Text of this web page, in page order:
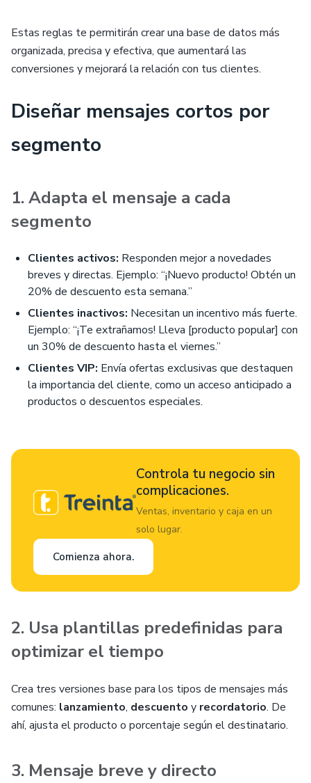
Estas reglas te permitirán crear una base de datos más
organizada, precisa y efectiva, que aumentará las
conversiones y mejorará la relación con tus clientes.
Diseñar mensajes cortos por
segmento
1. Adapta el mensaje a cada
segmento
Clientes activos: Responden mejor a novedades
breves y directas. Ejemplo: “¡Nuevo producto! Obtén un
20% de descuento esta semana.”
Clientes inactivos: Necesitan un incentivo más fuerte.
Ejemplo: “¡Te extrañamos! Lleva [producto popular] con
un 30% de descuento hasta el viernes.”
Clientes VIP: Envía ofertas exclusivas que destaquen
la importancia del cliente, como un acceso anticipado a
productos o descuentos especiales.
Controla tu negocio sin
complicaciones.
Ventas, inventario y caja en un
solo lugar.
Comienza ahora.
2. Usa plantillas predefinidas para
optimizar el tiempo
Crea tres versiones base para los tipos de mensajes más
comunes: lanzamiento, descuento y recordatorio. De
ahí, ajusta el producto o porcentaje según el destinatario.
3. Mensaje breve y directo